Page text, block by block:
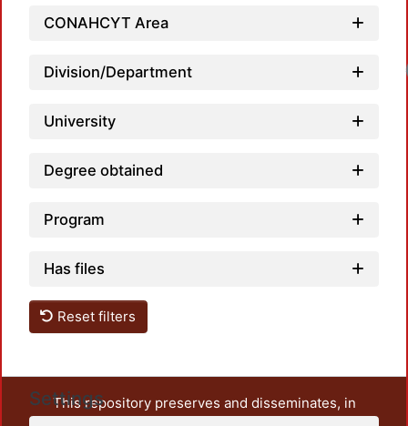
CONAHCYT Area
Division/Department
University
Degree obtained
Program
Has files
Reset filters
Settings
This repository preserves and disseminates, in